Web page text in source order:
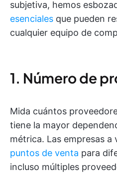
subjetiva, hemos
esenciales que pueden
cualquier equipo de
1. Número de
Mida cuántos
tiene la mayor
métrica. Las empresas a
puntos de venta para
incluso múltiples